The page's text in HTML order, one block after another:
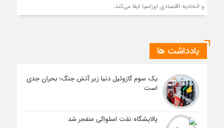
و اتحادیه اقتصادی اوراسیا ایفا می‌کند.
یادداشت ها
یک سوم گازوئیل دنیا زیر آتش جنگ؛ بحران جدی
است
پالایشگاه نفت اسلواکی منفجر شد